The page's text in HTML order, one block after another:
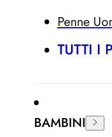
Penne
TUTTI I
BAMBINI